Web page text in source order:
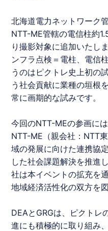
北海道電力ネットワーク
NTT-ME管轄の電信柱約
り撮影対象に追加いたし
ンフラ点検＝電柱、電信
うのは ピクトレ 史上初の
う社会貢献に業種の垣根
常に画期的な試みです。
今回のNTT-MEの参画に
NTT-ME（親会社：NTT
域の発展に向けた連携協
した社会課題解決を推進
社は本イベントの拡充を
地域経済活性化の双方を図
DEAとGRGは、 ピクトレ
進にも積極的に取り組み